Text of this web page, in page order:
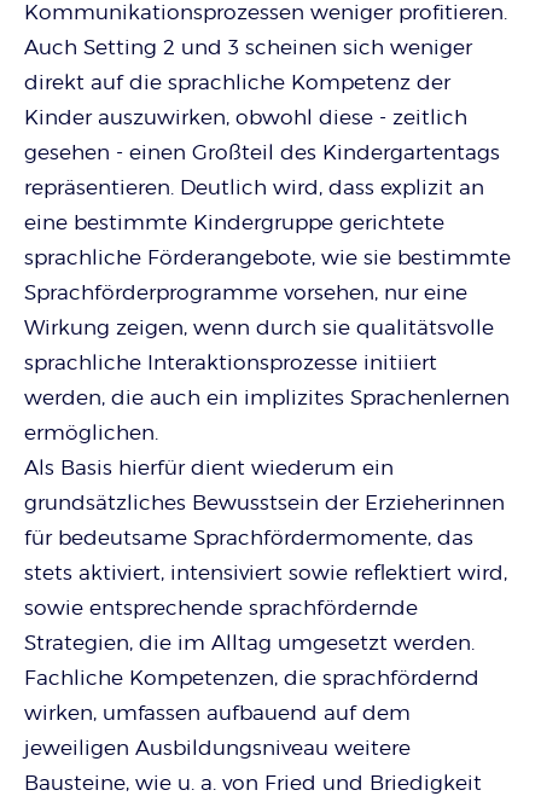
Kommunikationsprozessen weniger profitieren.
Auch Setting 2 und 3 scheinen sich weniger
direkt auf die sprachliche Kompetenz der
Kinder auszuwirken, obwohl diese - zeitlich
gesehen - einen Großteil des Kindergartentags
repräsentieren. Deutlich wird, dass explizit an
eine bestimmte Kindergruppe gerichtete
sprachliche Förderangebote, wie sie bestimmte
Sprachförderprogramme vorsehen, nur eine
Wirkung zeigen, wenn durch sie qualitätsvolle
sprachliche Interaktionsprozesse initiiert
werden, die auch ein implizites Sprachenlernen
ermöglichen.
Als Basis hierfür dient wiederum ein
grundsätzliches Bewusstsein der Erzieherinnen
für bedeutsame Sprachfördermomente, das
stets aktiviert, intensiviert sowie reflektiert wird,
sowie entsprechende sprachfördernde
Strategien, die im Alltag umgesetzt werden.
Fachliche Kompetenzen, die sprachfördernd
wirken, umfassen aufbauend auf dem
jeweiligen Ausbildungsniveau weitere
Bausteine, wie u. a. von Fried und Briedigkeit